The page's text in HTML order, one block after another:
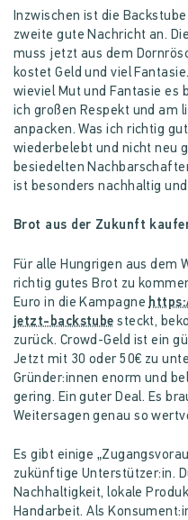
Inzwischen ist die
zweite gute Nachricht an.
muss jetzt aus dem
kostet Geld und viel
wieviel Mut und Fantasie es
ich großen Respekt und am
anpacken. Was ich richtig
wiederbelebt und nicht neu
besiedelten
ist besonders nachhaltig
Brot aus der Zukunft
Für alle Hungrigen aus dem
richtig gutes Brot zu
Euro in die Kampagne
jetzt-backstube steckt,
zurück. Crowd-Geld ist ein
Jetzt mit 30 oder 50€ zu
Gründer:innen enorm und
gering. Ein guter Deal. Es
Weitersagen genau so
Es gibt einige
zukünftige Unterstützer:in.
Nachhaltigkeit, lokale
Handarbeit. Als